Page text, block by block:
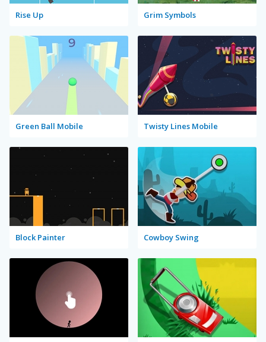
Rise Up Grim Symbols
Green Ball Mobile Twisty Lines Mobile
Block Painter Cowboy Swing